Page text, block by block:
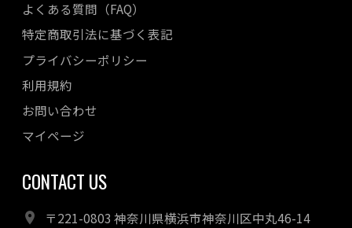
2022年07月
2022年06月
2022年05月
2022年04月
よくある質問（FAQ）
特定商取引法に基づく表記
プライバシーポリシー
利用規約
お問い合わせ
マイページ
CONTACT US
〒221-0803 神奈川県横浜市神奈川区中丸46-14